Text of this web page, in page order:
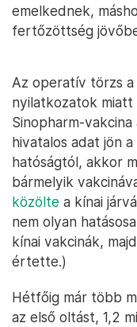
emelkednek,
fertőzöttség
Az operatív törzs
nyilatkozatok
Sinopharm-vakcina
hivatalos adat jön
hatóságtól, akkor
bármelyik
közölte a kínai
nem olyan
kínai vakcinák,
értette.)
Hétfőig már több
az első oltást, 1,2